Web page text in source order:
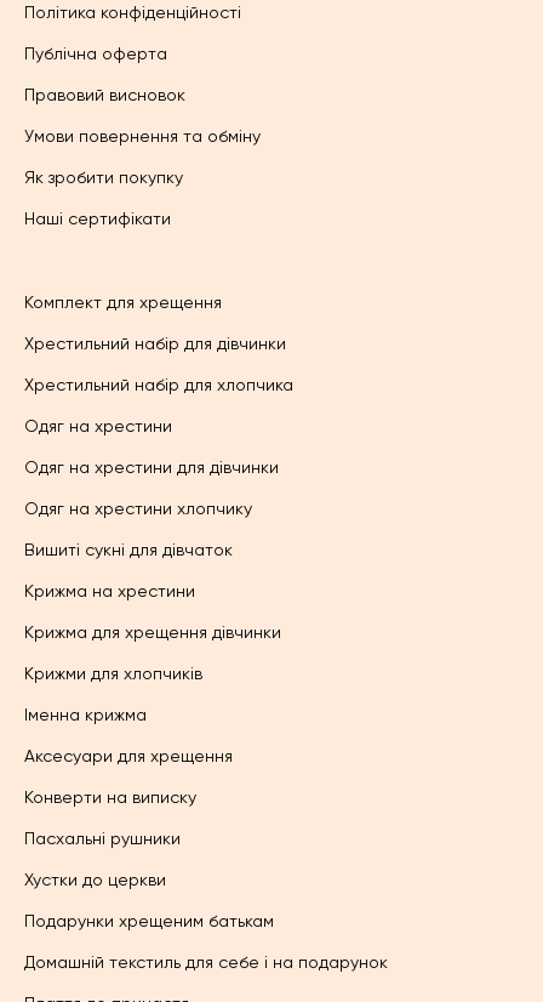
Політика конфіденційності
Публічна оферта
Правовий висновок
Умови повернення та обміну
Як зробити покупку
Наші сертифікати
Комплект для хрещення
Хрестильний набір для дівчинки
Хрестильний набір для хлопчика
Одяг на хрестини
Одяг на хрестини для дівчинки
Одяг на хрестини хлопчику
Вишиті сукні для дівчаток
Крижма на хрестини
Крижма для хрещення дівчинки
Крижми для хлопчиків
Іменна крижма
Аксесуари для хрещення
Конверти на виписку
Пасхальні рушники
Хустки до церкви
Подарунки хрещеним батькам
Домашній текстиль для себе і на подарунок